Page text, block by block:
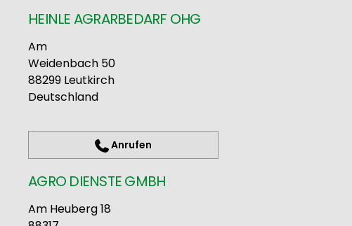
HEINLE AGRARBEDARF OHG
Am
Weidenbach 50
88299 Leutkirch
Deutschland
Anrufen
AGRO DIENSTE GMBH
Am Heuberg 18